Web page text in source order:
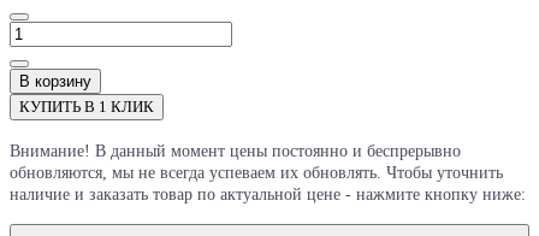
В корзину
КУПИТЬ В 1 КЛИК
Внимание! В данный момент цены постоянно и беспрерывно
обновляются, мы не всегда успеваем их обновлять. Чтобы уточнить
наличие и заказать товар по актуальной цене - нажмите кнопку ниже: